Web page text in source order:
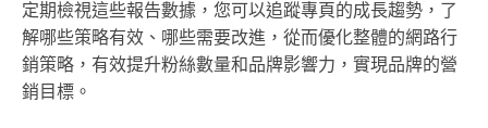
定期檢視這些報告數據，您可以追蹤專頁的成長趨勢，了
解哪些策略有效、哪些需要改進，從而優化整體的網路行
銷策略，有效提升粉絲數量和品牌影響力，實現品牌的營
銷目標。